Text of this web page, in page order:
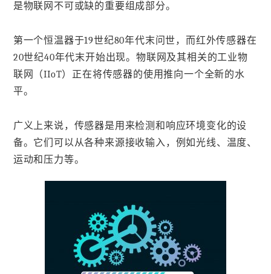
是物联网不可或缺的重要组成部分。
第一个恒温器于19世纪80年代末问世，而红外传感器在
20世纪40年代末开始出现。物联网及其相关的工业物
联网（IIoT）正在将传感器的使用推向一个全新的水
平。
广义上来说，传感器是用来检测和响应环境变化的设
备。它们可以从各种来源接收输入，例如光线、温度、
运动和压力等。